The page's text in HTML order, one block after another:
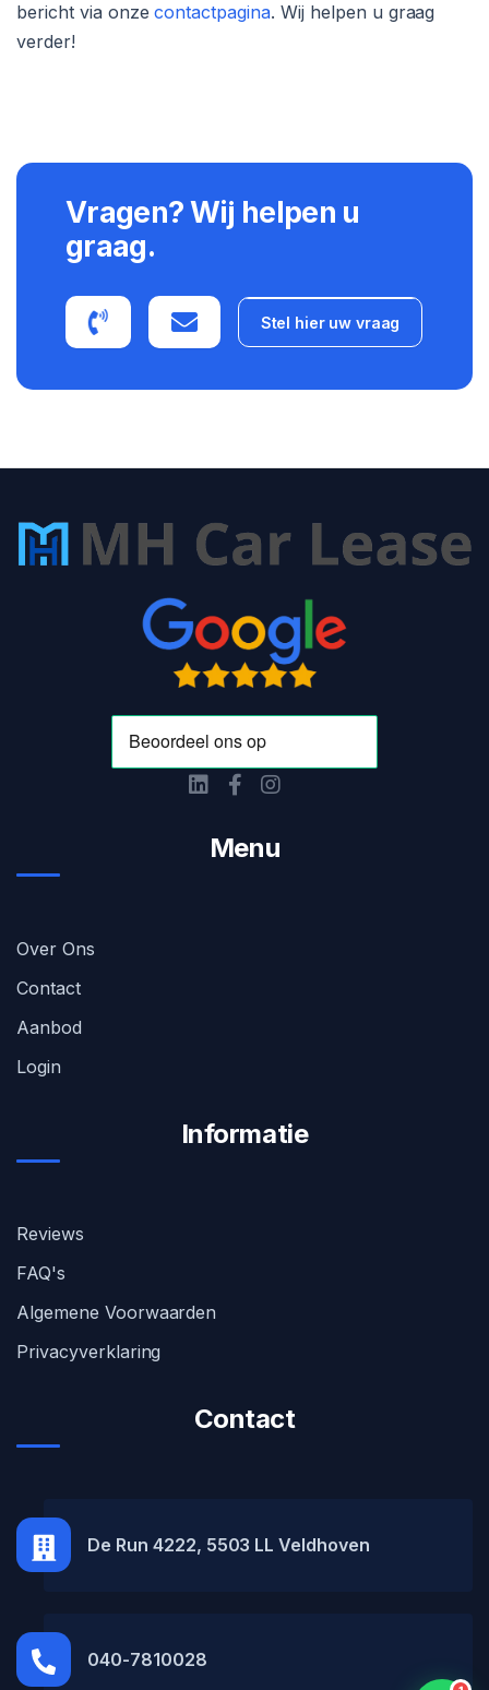
bericht via onzecontactpagina. Wij helpen u graag
verder!
Vragen? Wij helpen u
graag.
Stel hier uw vraag
Menu
Over Ons
Contact
Aanbod
Login
Informatie
Reviews
FAQ's
Algemene Voorwaarden
Privacyverklaring
Contact
De Run 4222, 5503 LL Veldhoven
040-7810028